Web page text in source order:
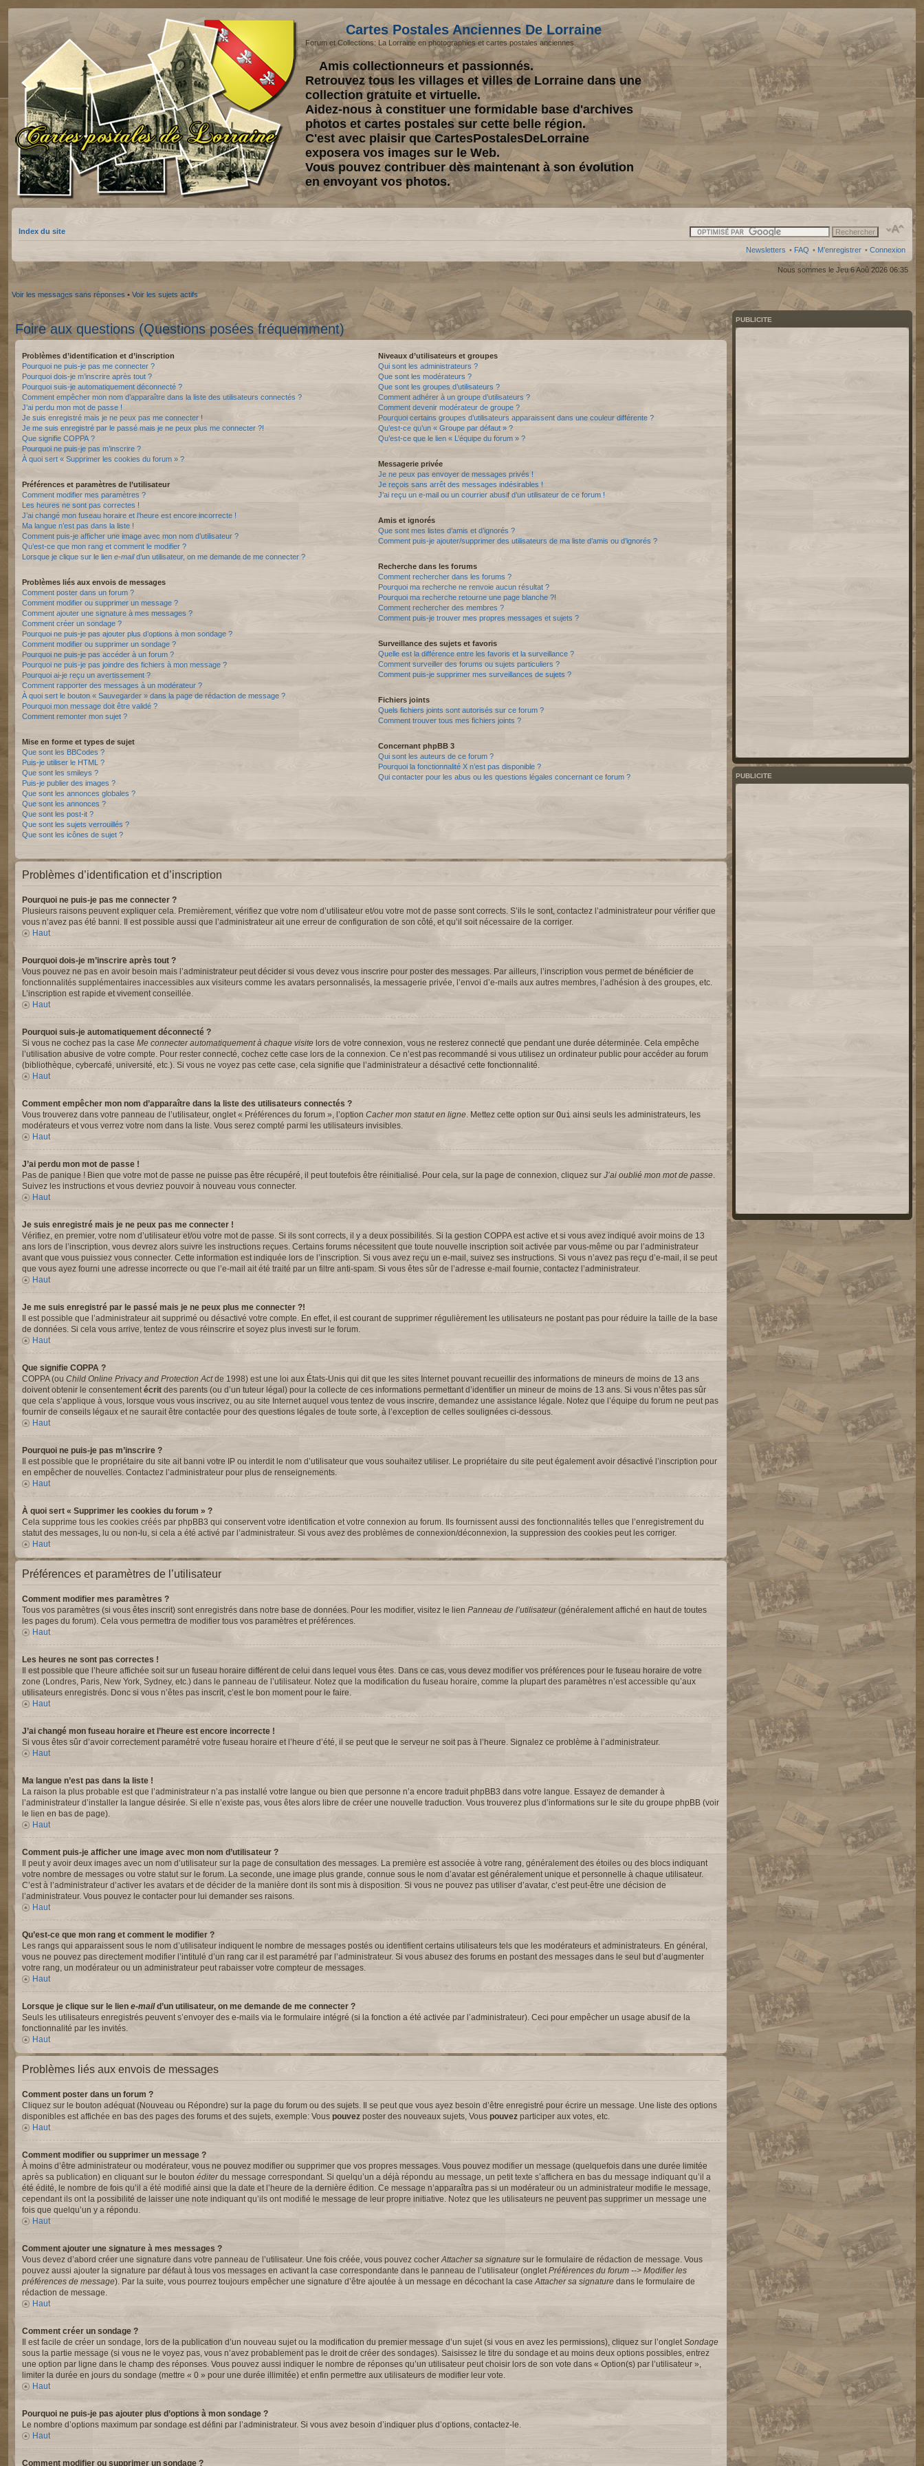
Cartes Postales Anciennes De Lorraine
Forum et Collections: La Lorraine en photographies et cartes postales anciennes.
Amis collectionneurs et passionnés.
Retrouvez tous les villages et villes de Lorraine dans une
collection gratuite et virtuelle.
Aidez-nous à constituer une formidable base d'archives
photos et cartes postales sur cette belle région.
C'est avec plaisir que CartesPostalesDeLorraine
exposera vos images sur le Web.
Vous pouvez contribuer dès maintenant à son évolution
en envoyant vos photos.
Index du site
Newsletters • FAQ • M’enregistrer • Connexion
Nous sommes le Jeu 6 Aoû 2026 06:35
Voir les messages sans réponses • Voir les sujets actifs
Foire aux questions (Questions posées fréquemment)
Problèmes d’identification et d’inscription
Pourquoi ne puis-je pas me connecter ?
Pourquoi dois-je m’inscrire après tout ?
Pourquoi suis-je automatiquement déconnecté ?
Comment empêcher mon nom d’apparaître dans la liste des utilisateurs connectés ?
J’ai perdu mon mot de passe !
Je suis enregistré mais je ne peux pas me connecter !
Je me suis enregistré par le passé mais je ne peux plus me connecter ?!
Que signifie COPPA ?
Pourquoi ne puis-je pas m’inscrire ?
À quoi sert « Supprimer les cookies du forum » ?
Préférences et paramètres de l’utilisateur
Comment modifier mes paramètres ?
Les heures ne sont pas correctes !
J’ai changé mon fuseau horaire et l’heure est encore incorrecte !
Ma langue n’est pas dans la liste !
Comment puis-je afficher une image avec mon nom d’utilisateur ?
Qu’est-ce que mon rang et comment le modifier ?
Lorsque je clique sur le lien e-maild’un utilisateur, on me demande de me connecter ?
Problèmes liés aux envois de messages
Comment poster dans un forum ?
Comment modifier ou supprimer un message ?
Comment ajouter une signature à mes messages ?
Comment créer un sondage ?
Pourquoi ne puis-je pas ajouter plus d’options à mon sondage ?
Comment modifier ou supprimer un sondage ?
Pourquoi ne puis-je pas accéder à un forum ?
Pourquoi ne puis-je pas joindre des fichiers à mon message ?
Pourquoi ai-je reçu un avertissement ?
Comment rapporter des messages à un modérateur ?
À quoi sert le bouton « Sauvegarder » dans la page de rédaction de message ?
Pourquoi mon message doit être validé ?
Comment remonter mon sujet ?
Mise en forme et types de sujet
Que sont les BBCodes ?
Puis-je utiliser le HTML ?
Que sont les smileys ?
Puis-je publier des images ?
Que sont les annonces globales ?
Que sont les annonces ?
Que sont les post-it ?
Que sont les sujets verrouillés ?
Que sont les icônes de sujet ?
Niveaux d’utilisateurs et groupes
Qui sont les administrateurs ?
Que sont les modérateurs ?
Que sont les groupes d’utilisateurs ?
Comment adhérer à un groupe d’utilisateurs ?
Comment devenir modérateur de groupe ?
Pourquoi certains groupes d’utilisateurs apparaissent dans une couleur différente ?
Qu’est-ce qu’un « Groupe par défaut » ?
Qu’est-ce que le lien « L’équipe du forum » ?
Messagerie privée
Je ne peux pas envoyer de messages privés !
Je reçois sans arrêt des messages indésirables !
J’ai reçu un e-mail ou un courrier abusif d’un utilisateur de ce forum !
Amis et ignorés
Que sont mes listes d’amis et d’ignorés ?
Comment puis-je ajouter/supprimer des utilisateurs de ma liste d’amis ou d’ignorés ?
Recherche dans les forums
Comment rechercher dans les forums ?
Pourquoi ma recherche ne renvoie aucun résultat ?
Pourquoi ma recherche retourne une page blanche ?!
Comment rechercher des membres ?
Comment puis-je trouver mes propres messages et sujets ?
Surveillance des sujets et favoris
Quelle est la différence entre les favoris et la surveillance ?
Comment surveiller des forums ou sujets particuliers ?
Comment puis-je supprimer mes surveillances de sujets ?
Fichiers joints
Quels fichiers joints sont autorisés sur ce forum ?
Comment trouver tous mes fichiers joints ?
Concernant phpBB 3
Qui sont les auteurs de ce forum ?
Pourquoi la fonctionnalité X n’est pas disponible ?
Qui contacter pour les abus ou les questions légales concernant ce forum ?
Problèmes d’identification et d’inscription
Pourquoi ne puis-je pas me connecter ?
Plusieurs raisons peuvent expliquer cela. Premièrement, vérifiez que votre nom d’utilisateur et/ou votre mot de passe sont corrects. S’ils le sont, contactez l’administrateur pour vérifier que
vous n’avez pas été banni. Il est possible aussi que l’administrateur ait une erreur de configuration de son côté, et qu’il soit nécessaire de la corriger.
Haut
Pourquoi dois-je m’inscrire après tout ?
Vous pouvez ne pas en avoir besoin mais l’administrateur peut décider si vous devez vous inscrire pour poster des messages. Par ailleurs, l’inscription vous permet de bénéficier de
fonctionnalités supplémentaires inaccessibles aux visiteurs comme les avatars personnalisés, la messagerie privée, l’envoi d’e-mails aux autres membres, l’adhésion à des groupes, etc.
L’inscription est rapide et vivement conseillée.
Haut
Pourquoi suis-je automatiquement déconnecté ?
Si vous ne cochez pas la case Me connecter automatiquement à chaque visite lors de votre connexion, vous ne resterez connecté que pendant une durée déterminée. Cela empêche
l’utilisation abusive de votre compte. Pour rester connecté, cochez cette case lors de la connexion. Ce n’est pas recommandé si vous utilisez un ordinateur public pour accéder au forum
(bibliothèque, cybercafé, université, etc.). Si vous ne voyez pas cette case, cela signifie que l’administrateur a désactivé cette fonctionnalité.
Haut
Comment empêcher mon nom d’apparaître dans la liste des utilisateurs connectés ?
Vous trouverez dans votre panneau de l’utilisateur, onglet « Préférences du forum », l’option Cacher mon statut en ligne . Mettez cette option sur Oui ainsi seuls les administrateurs, les
modérateurs et vous verrez votre nom dans la liste. Vous serez compté parmi les utilisateurs invisibles.
Haut
J’ai perdu mon mot de passe !
Pas de panique ! Bien que votre mot de passe ne puisse pas être récupéré, il peut toutefois être réinitialisé. Pour cela, sur la page de connexion, cliquez sur J’ai oublié mon mot de passe
Suivez les instructions et vous devriez pouvoir à nouveau vous connecter.
Haut
Je suis enregistré mais je ne peux pas me connecter !
Vérifiez, en premier, votre nom d’utilisateur et/ou votre mot de passe. Si ils sont corrects, il y a deux possibilités. Si la gestion COPPA est active et si vous avez indiqué avoir moins de 13
ans lors de l’inscription, vous devrez alors suivre les instructions reçues. Certains forums nécessitent que toute nouvelle inscription soit activée par vous-même ou par l’administrateur
avant que vous puissiez vous connecter. Cette information est indiquée lors de l’inscription. Si vous avez reçu un e-mail, suivez ses instructions. Si vous n’avez pas reçu d’e-mail, il se peut
que vous ayez fourni une adresse incorrecte ou que l’e-mail ait été traité par un filtre anti-spam. Si vous êtes sûr de l’adresse e-mail fournie, contactez l’administrateur.
Haut
Je me suis enregistré par le passé mais je ne peux plus me connecter ?!
Il est possible que l’administrateur ait supprimé ou désactivé votre compte. En effet, il est courant de supprimer régulièrement les utilisateurs ne postant pas pour réduire la taille de la base
de données. Si cela vous arrive, tentez de vous réinscrire et soyez plus investi sur le forum.
Haut
Que signifie COPPA ?
COPPA (ou Child Online Privacy and Protection Actde 1998) est une loi aux États-Unis qui dit que les sites Internet pouvant recueillir des informations de mineurs de moins de 13 ans
doivent obtenir le consentement écrit des parents (ou d’un tuteur légal) pour la collecte de ces informations permettant d’identifier un mineur de moins de 13 ans. Si vous n’êtes pas sûr
que cela s’applique à vous, lorsque vous vous inscrivez, ou au site Internet auquel vous tentez de vous inscrire, demandez une assistance légale. Notez que l’équipe du forum ne peut pas
fournir de conseils légaux et ne saurait être contactée pour des questions légales de toute sorte, à l’exception de celles soulignées ci-dessous.
Haut
Pourquoi ne puis-je pas m’inscrire ?
Il est possible que le propriétaire du site ait banni votre IP ou interdit le nom d’utilisateur que vous souhaitez utiliser. Le propriétaire du site peut également avoir désactivé l’inscription pour
en empêcher de nouvelles. Contactez l’administrateur pour plus de renseignements.
Haut
À quoi sert « Supprimer les cookies du forum » ?
Cela supprime tous les cookies créés par phpBB3 qui conservent votre identification et votre connexion au forum. Ils fournissent aussi des fonctionnalités telles que l’enregistrement du
statut des messages, lu ou non-lu, si cela a été activé par l’administrateur. Si vous avez des problèmes de connexion/déconnexion, la suppression des cookies peut les corriger.
Haut
Préférences et paramètres de l’utilisateur
Comment modifier mes paramètres ?
Tous vos paramètres (si vous êtes inscrit) sont enregistrés dans notre base de données. Pour les modifier, visitez le lien Panneau de l’utilisateur(généralement affiché en haut de toutes
les pages du forum). Cela vous permettra de modifier tous vos paramètres et préférences.
Haut
Les heures ne sont pas correctes !
Il est possible que l’heure affichée soit sur un fuseau horaire différent de celui dans lequel vous êtes. Dans ce cas, vous devez modifier vos préférences pour le fuseau horaire de votre
zone (Londres, Paris, New York, Sydney, etc.) dans le panneau de l’utilisateur. Notez que la modification du fuseau horaire, comme la plupart des paramètres n’est accessible qu’aux
utilisateurs enregistrés. Donc si vous n’êtes pas inscrit, c’est le bon moment pour le faire.
Haut
J’ai changé mon fuseau horaire et l’heure est encore incorrecte !
Si vous êtes sûr d’avoir correctement paramétré votre fuseau horaire et l’heure d’été, il se peut que le serveur ne soit pas à l’heure. Signalez ce problème à l’administrateur.
Haut
Ma langue n’est pas dans la liste !
La raison la plus probable est que l’administrateur n’a pas installé votre langue ou bien que personne n’a encore traduit phpBB3 dans votre langue. Essayez de demander à
l’administrateur d’installer la langue désirée. Si elle n’existe pas, vous êtes alors libre de créer une nouvelle traduction. Vous trouverez plus d’informations sur le site du groupe phpBB (voir
le lien en bas de page).
Haut
Comment puis-je afficher une image avec mon nom d’utilisateur ?
Il peut y avoir deux images avec un nom d’utilisateur sur la page de consultation des messages. La première est associée à votre rang, généralement des étoiles ou des blocs indiquant
votre nombre de messages ou votre statut sur le forum. La seconde, une image plus grande, connue sous le nom d’avatar est généralement unique et personnelle à chaque utilisateur.
C’est à l’administrateur d’activer les avatars et de décider de la manière dont ils sont mis à disposition. Si vous ne pouvez pas utiliser d’avatar, c’est peut-être une décision de
l’administrateur. Vous pouvez le contacter pour lui demander ses raisons.
Haut
Qu’est-ce que mon rang et comment le modifier ?
Les rangs qui apparaissent sous le nom d’utilisateur indiquent le nombre de messages postés ou identifient certains utilisateurs tels que les modérateurs et administrateurs. En général,
vous ne pouvez pas directement modifier l’intitulé d’un rang car il est paramétré par l’administrateur. Si vous abusez des forums en postant des messages dans le seul but d’augmenter
votre rang, un modérateur ou un administrateur peut rabaisser votre compteur de messages.
Haut
Lorsque je clique sur le lien e-maild’un utilisateur, on me demande de me connecter ?
Seuls les utilisateurs enregistrés peuvent s’envoyer des e-mails via le formulaire intégré (si la fonction a été activée par l’administrateur). Ceci pour empêcher un usage abusif de la
fonctionnalité par les invités.
Haut
Problèmes liés aux envois de messages
Comment poster dans un forum ?
Cliquez sur le bouton adéquat (Nouveau ou Répondre) sur la page du forum ou des sujets. Il se peut que vous ayez besoin d’être enregistré pour écrire un message. Une liste des options
disponibles est affichée en bas des pages des forums et des sujets, exemple: Vous pouvez poster des nouveaux sujets, Vous pouvez participer aux votes, etc.
Haut
Comment modifier ou supprimer un message ?
À moins d’être administrateur ou modérateur, vous ne pouvez modifier ou supprimer que vos propres messages. Vous pouvez modifier un message (quelquefois dans une durée limitée
après sa publication) en cliquant sur le bouton éditerdu message correspondant. Si quelqu’un a déjà répondu au message, un petit texte s’affichera en bas du message indiquant qu’il a
été édité, le nombre de fois qu’il a été modifié ainsi que la date et l’heure de la dernière édition. Ce message n’apparaîtra pas si un modérateur ou un administrateur modifie le message,
cependant ils ont la possibilité de laisser une note indiquant qu’ils ont modifié le message de leur propre initiative. Notez que les utilisateurs ne peuvent pas supprimer un message une
fois que quelqu’un y a répondu.
Haut
Comment ajouter une signature à mes messages ?
Vous devez d’abord créer une signature dans votre panneau de l’utilisateur. Une fois créée, vous pouvez cocher Attacher sa signature sur le formulaire de rédaction de message. Vous
pouvez aussi ajouter la signature par défaut à tous vos messages en activant la case correspondante dans le panneau de l’utilisateur (onglet Préférences du forum --> Modifier les
préférences de message). Par la suite, vous pourrez toujours empêcher une signature d’être ajoutée à un message en décochant la case Attacher sa signature dans le formulaire de
rédaction de message.
Haut
Comment créer un sondage ?
Il est facile de créer un sondage, lors de la publication d’un nouveau sujet ou la modification du premier message d’un sujet (si vous en avez les permissions), cliquez sur l’onglet Sondage
sous la partie message (si vous ne le voyez pas, vous n’avez probablement pas le droit de créer des sondages). Saisissez le titre du sondage et au moins deux options possibles, entrez
une option par ligne dans le champ des réponses. Vous pouvez aussi indiquer le nombre de réponses qu’un utilisateur peut choisir lors de son vote dans « Option(s) par l’utilisateur »,
limiter la durée en jours du sondage (mettre « 0 » pour une durée illimitée) et enfin permettre aux utilisateurs de modifier leur vote.
Haut
Pourquoi ne puis-je pas ajouter plus d’options à mon sondage ?
Le nombre d’options maximum par sondage est défini par l’administrateur. Si vous avez besoin d’indiquer plus d’options, contactez-le.
Haut
Comment modifier ou supprimer un sondage ?
PUBLICITE
PUBLICITE